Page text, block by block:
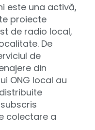
este una activă,
proiecte
de radio local,
De
de
din
ONG local au
colectare a